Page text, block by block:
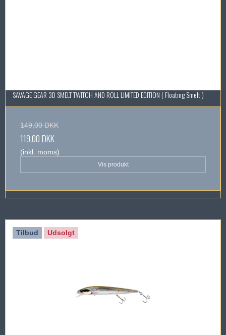
SAVAGE GEAR 3D SMELT TWITCH AND ROLL LIMITED EDITION ( Floating Smelt )
149,00 DKK
119,00 DKK
(inkl. moms)
Vis produkt
Tilbud Udsolgt